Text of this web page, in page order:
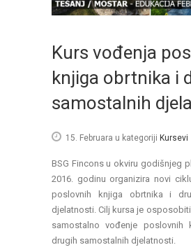
Kurs vođenja
knjiga obrtnika i
samostalnih
15. Februara u kategoriji Kursevi
BSG Fincons u okviru godišnjeg
2016. godinu organizira novi
poslovnih knjiga obrtnika i
djelatnosti. Cilj kursa je
samostalno vođenje poslovnih
drugih samostalnih djelatnosti.